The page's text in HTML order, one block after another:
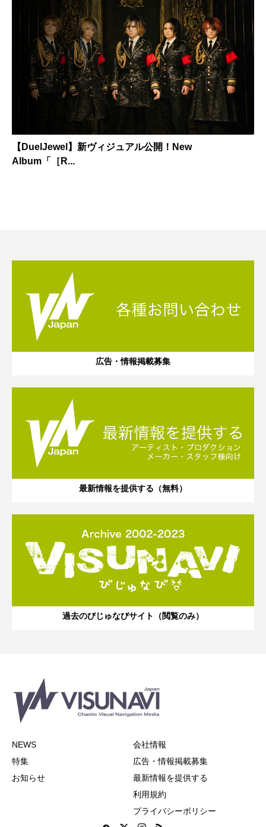
【DuelJewel】新ヴィジュアル公開！New
Album「［R...
広告・情報掲載募集
最新情報を提供する（無料）
過去のびじゅなびサイト（閲覧のみ）
NEWS
特集
お知らせ
会社情報
広告・情報掲載募集
最新情報を提供する
利用規約
プライバシーポリシー